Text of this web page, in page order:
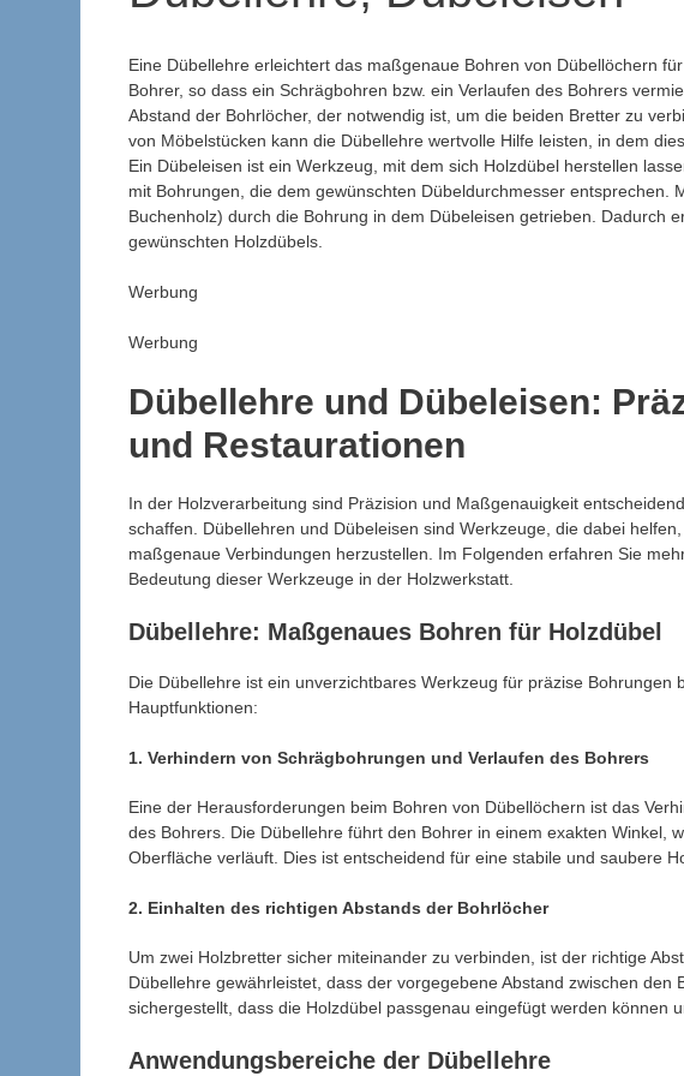
Eine Dübellehre erleichtert das maßgenaue Bohren von Dübellöchern für
Bohrer, so dass ein Schrägbohren bzw. ein Verlaufen des Bohrers
Abstand der Bohrlöcher, der notwendig ist, um die beiden Bretter zu
von Möbelstücken kann die Dübellehre wertvolle Hilfe leisten, in dem
Ein Dübeleisen ist ein Werkzeug, mit dem sich Holzdübel herstellen
mit Bohrungen, die dem gewünschten Dübeldurchmesser entsprechen.
Buchenholz) durch die Bohrung in dem Dübeleisen getrieben. Dadurch
gewünschten Holzdübels.
Werbung
Werbung
Dübellehre und Dübeleisen:
und Restaurationen
In der Holzverarbeitung sind Präzision und Maßgenauigkeit
schaffen. Dübellehren und Dübeleisen sind Werkzeuge, die dabei
maßgenaue Verbindungen herzustellen. Im Folgenden erfahren Sie
Bedeutung dieser Werkzeuge in der Holzwerkstatt.
Dübellehre: Maßgenaues Bohren für Holzdübel
Die Dübellehre ist ein unverzichtbares Werkzeug für präzise
Hauptfunktionen:
1. Verhindern von Schrägbohrungen und Verlaufen des Bohrers
Eine der Herausforderungen beim Bohren von Dübellöchern ist das
des Bohrers. Die Dübellehre führt den Bohrer in einem exakten Winkel,
Oberfläche verläuft. Dies ist entscheidend für eine stabile und saubere
2. Einhalten des richtigen Abstands der Bohrlöcher
Um zwei Holzbretter sicher miteinander zu verbinden, ist der richtige
Dübellehre gewährleistet, dass der vorgegebene Abstand zwischen
sichergestellt, dass die Holzdübel passgenau eingefügt werden können
Anwendungsbereiche der Dübellehre